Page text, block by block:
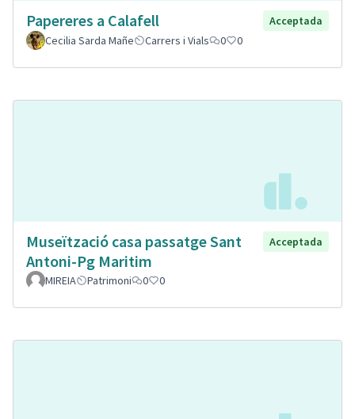
Papereres a Calafell
Acceptada
Cecilia Sarda Mañe
Carrers i Vials 0 0
Museïtzació casa passatge Sant
Antoni-Pg Maritim
Acceptada
MIREIA Patrimoni 0 0